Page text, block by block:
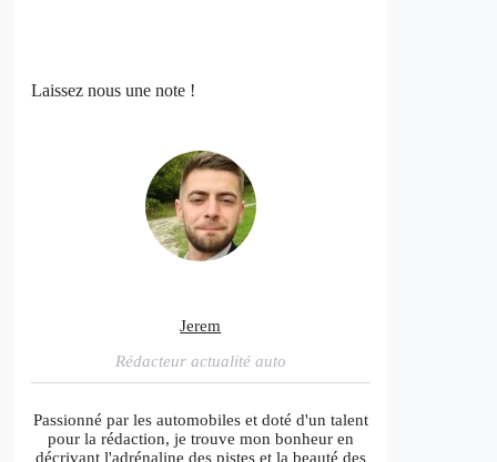
Laissez nous une note !
Jerem
Rédacteur actualité auto
Passionné par les automobiles et doté d'un talent
pour la rédaction, je trouve mon bonheur en
décrivant l'adrénaline des pistes et la beauté des